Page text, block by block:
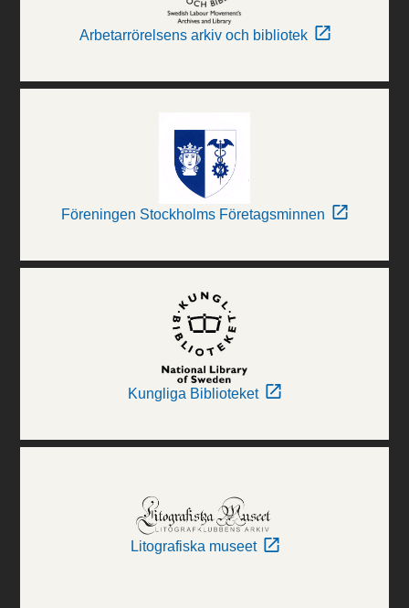
Arbetarrörelsens arkiv och bibliotek
Föreningen Stockholms Företagsminnen
Kungliga Biblioteket
Litografiska museet